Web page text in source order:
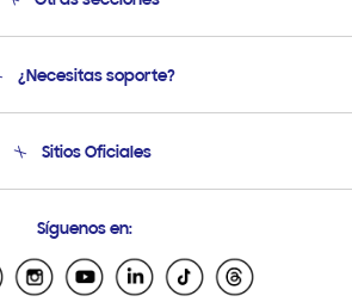
Soporte
Condiciones de Compra
¿Necesitas soporte?
Soporte vía eMail
Sitios Oficiales
Samsung Ecuador
Samsung El Salvador
Síguenos en: